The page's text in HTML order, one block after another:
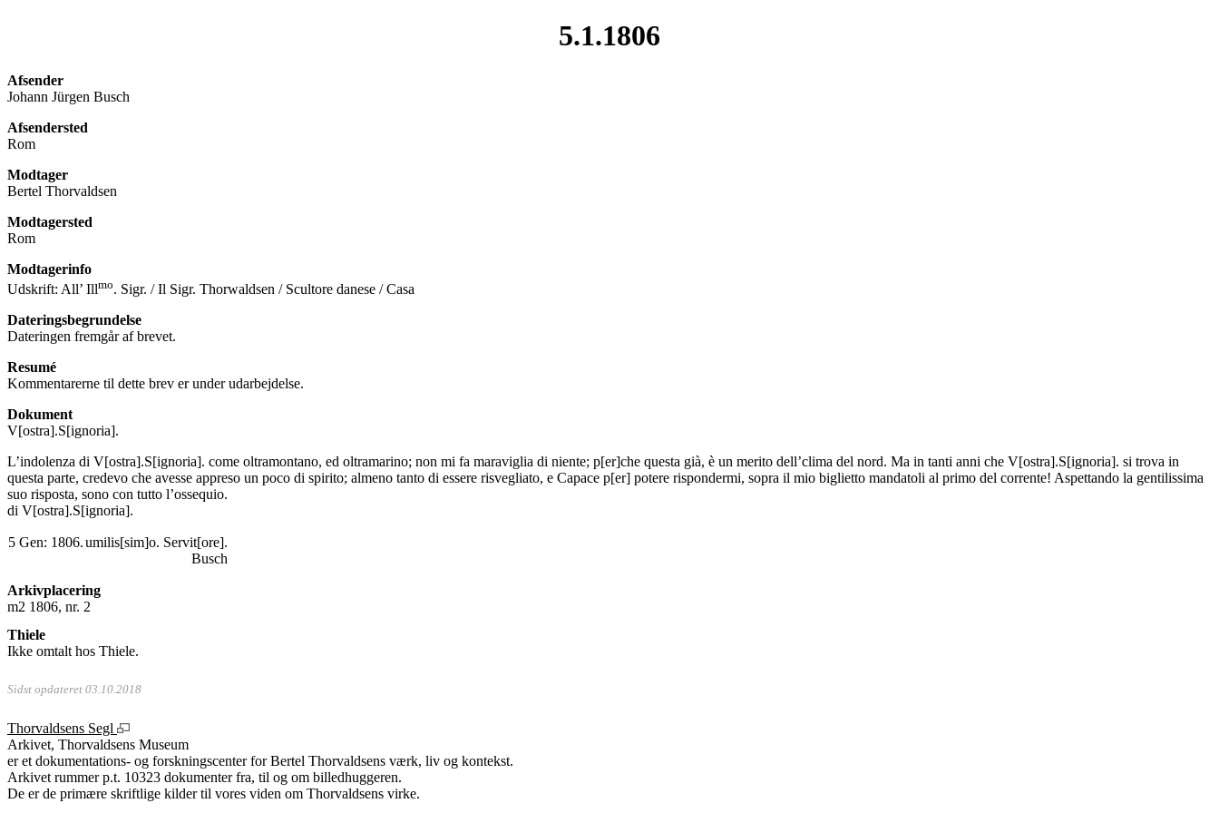
5.1.1806
Afsender
Johann Jürgen Busch
Afsendersted
Rom
Modtager
Bertel Thorvaldsen
Modtagersted
Rom
Modtagerinfo
Udskrift: All’ Illmo. Sigr. / Il Sigr. Thorwaldsen / Scultore danese / Casa
Dateringsbegrundelse
Dateringen fremgår af brevet.
Resumé
Kommentarerne til dette brev er under udarbejdelse.
Dokument
V[ostra].S[ignoria].
L’indolenza di V[ostra].S[ignoria]. come oltramontano, ed oltramarino; non mi fa maraviglia di niente; p[er]che questa già, è un merito dell’clima del nord. Ma in tanti anni che V[ostra].S[ignoria]. si trova in
questa parte, credevo che avesse appreso un poco di spirito; almeno tanto di essere risvegliato, e Capace p[er] potere rispondermi, sopra il mio biglietto mandatoli al primo del corrente! Aspettando la gentilissima
suo risposta, sono con tutto l’ossequio.
di V[ostra].S[ignoria].
5 Gen: 1806.umilis[sim]o. Servit[ore].
Busch
Arkivplacering
m2 1806, nr. 2
Thiele
Ikke omtalt hos Thiele.
Sidst opdateret 03.10.2018
Thorvaldsens Segl
Arkivet, Thorvaldsens Museum
er et dokumentations- og forskningscenter for Bertel Thorvaldsens værk, liv og kontekst.
Arkivet rummer p.t. 10323 dokumenter fra, til og om billedhuggeren.
De er de primære skriftlige kilder til vores viden om Thorvaldsens virke.